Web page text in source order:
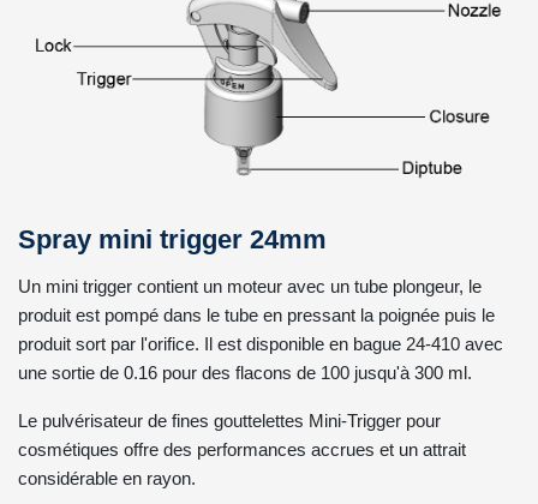
Spray mini trigger 24mm
Un mini trigger contient un moteur avec un tube plongeur, le
produit est pompé dans le tube en pressant la poignée puis le
produit sort par l'orifice. Il est disponible en bague 24-410 avec
une sortie de 0.16 pour des flacons de 100 jusqu'à 300 ml.
Le pulvérisateur de fines gouttelettes Mini-Trigger pour
cosmétiques offre des performances accrues et un attrait
considérable en rayon.